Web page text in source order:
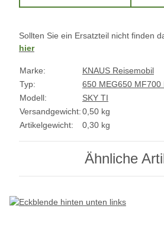
Sollten Sie ein Ersatzteil nicht finden
hier
Marke:
KNAUS Reisemobil
Typ:
650 MEG650 MF700
Modell:
SKY TI
Versandgewicht:0,50 kg
Artikelgewicht:
0,30 kg
Ähnliche